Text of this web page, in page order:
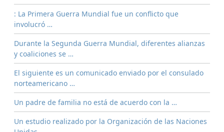
: La Primera Guerra Mundial fue un conflicto que
involucró …
Durante la Segunda Guerra Mundial, diferentes alianzas
y coaliciones se …
El siguiente es un comunicado enviado por el consulado
norteamericano …
Un padre de familia no está de acuerdo con la …
Un estudio realizado por la Organización de las Naciones